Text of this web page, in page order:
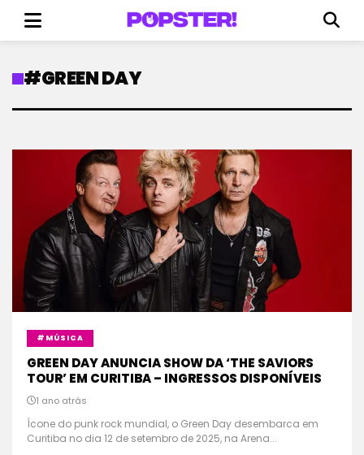
#GREEN DAY
#MÚSICA
GREEN DAY ANUNCIA SHOW DA ‘THE SAVIORS
TOUR’ EM CURITIBA – INGRESSOS DISPONÍVEIS
1 ano atrás
Ícone do punk rock mundial, o Green Day desembarca em
Curitiba no dia 12 de setembro de 2025, na Arena...